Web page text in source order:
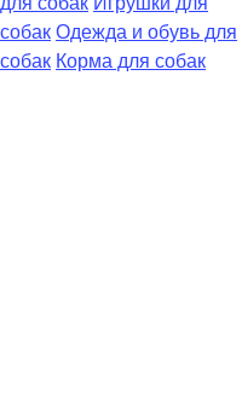
собак Одежда и обувь для
собак Корма для собак